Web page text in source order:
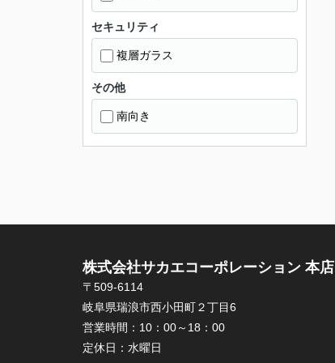
セキュリティ
複層ガラス
その他
南向き
株式会社サカエコーポレーション 本店
〒509-6114
岐阜県瑞浪市西小田町２丁目6
営業時間： 10：00～18：00
定休日： 水曜日